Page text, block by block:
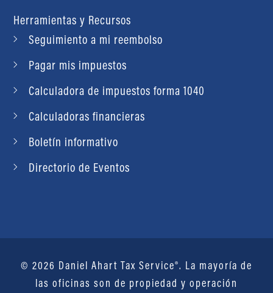
Herramientas y Recursos
Seguimiento a mi reembolso
Pagar mis impuestos
Calculadora de impuestos forma 1040
Calculadoras financieras
Boletín informativo
Directorio de Eventos
© 2026 Daniel Ahart Tax Service®. La mayoría de
las oficinas son de propiedad y operación